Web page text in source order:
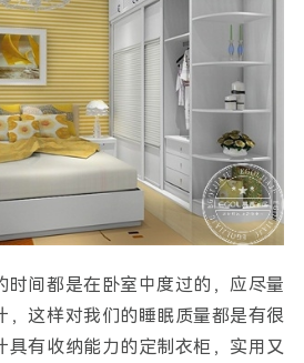
时间都是在卧室中度过的，应尽量
，这样对我们的睡眠质量都是有很
具有收纳能力的定制衣柜，实用又